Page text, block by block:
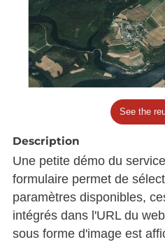
See the
Description
Une petite démo du
formulaire permet de
paramètres disponibles,
intégrés dans l'URL du
sous forme d'image est